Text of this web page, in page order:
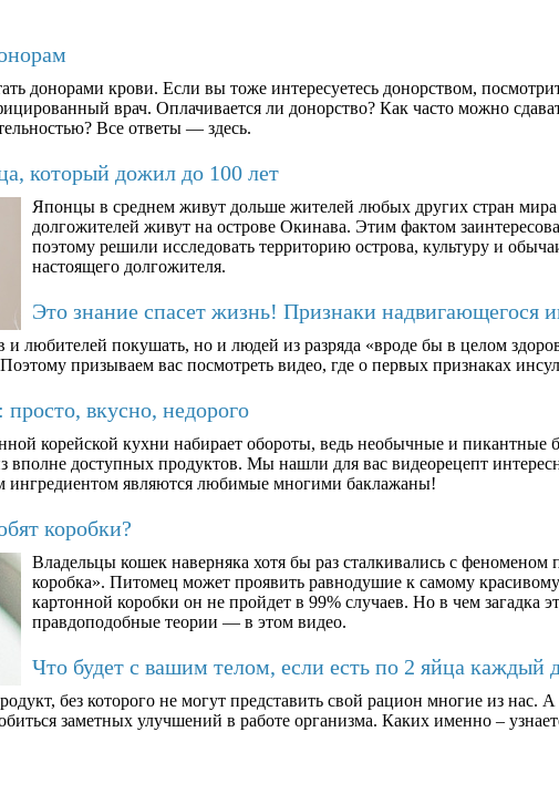
донорами крови. Если вы тоже интересуетесь донорством,
врач. Оплачивается ли донорство? Как часто можно
Все ответы — здесь.
который дожил до 100 лет
Японцы в среднем живут дольше жителей любых других стран
долгожителей живут на острове Окинава. Этим фактом
поэтому решили исследовать территорию острова, культуру и
настоящего долгожителя.
Это знание спасет жизнь! Признаки надвигающегося
и любителей покушать, но и людей из разряда «вроде бы в целом
призываем вас посмотреть видео, где о первых признаках
вкусно, недорого
корейской кухни набирает обороты, ведь необычные и пикантные
вполне доступных продуктов. Мы нашли для вас видеорецепт
ингредиентом являются любимые многими баклажаны!
коробки?
Владельцы кошек наверняка хотя бы раз сталкивались с феноменом
коробка». Питомец может проявить равнодушие к самому
картонной коробки он не пройдет в 99% случаев. Но в чем загадка
правдоподобные теории — в этом видео.
Что будет с вашим телом, если есть по 2 яйца каждый
без которого не могут представить свой рацион многие из нас.
заметных улучшений в работе организма. Каких именно –